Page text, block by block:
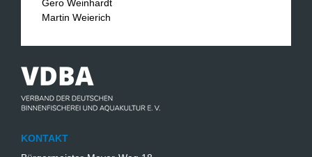
Gero Weinhardt
Martin Weierich
KONTAKT